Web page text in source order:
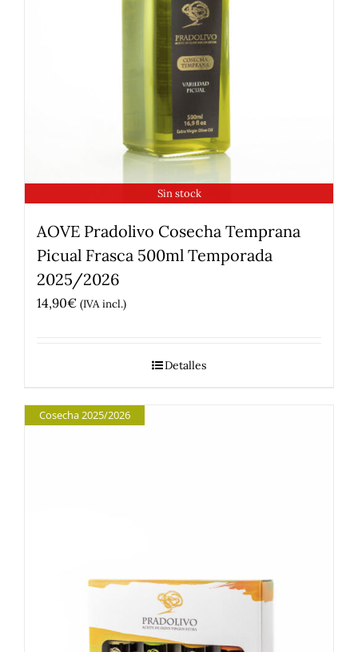
Sin stock
AOVE Pradolivo Cosecha Temprana
Picual Frasca 500ml Temporada
2025/2026
14,90€ (IVA incl.)
Detalles
Cosecha 2025/2026